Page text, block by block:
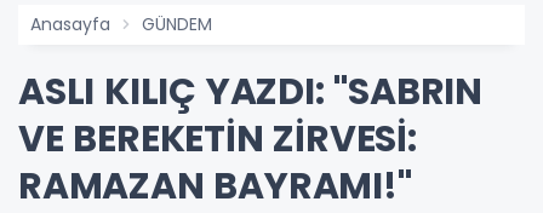
Anasayfa GÜNDEM
ASLI KILIÇ YAZDI: "SABRIN
VE BEREKETİN ZİRVESİ:
RAMAZAN BAYRAMI!"